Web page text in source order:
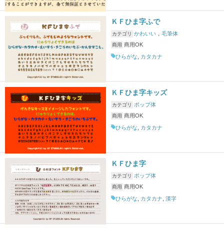
ＫＦひま字ふで
カテゴリ かわいい， 毛筆体
商用 商用OK
ひらがな
カタカナ
ＫＦひま字キッズ
カテゴリ ポップ体
商用 商用OK
ひらがな
カタカナ
ＫＦひま字
カテゴリ ポップ体
商用 商用OK
ひらがな
カタカナ 漢字